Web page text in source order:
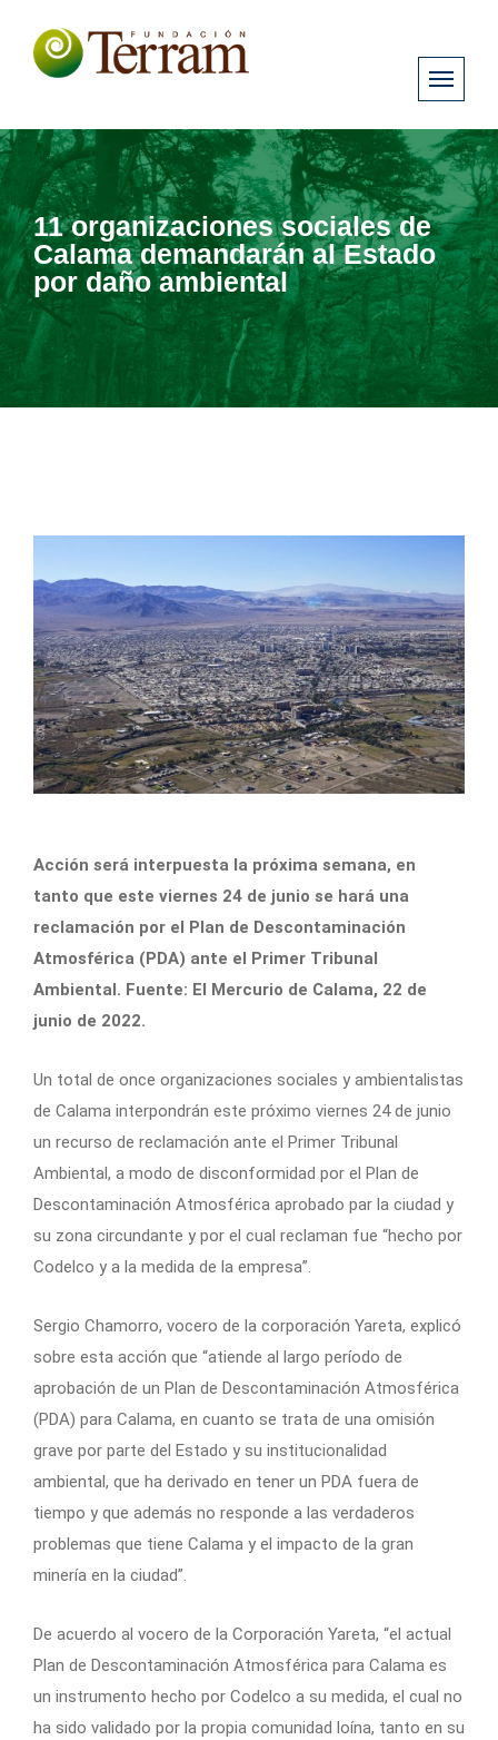
11 organizaciones sociales de
Calama demandarán al Estado
por daño ambiental
Acción será interpuesta la próxima semana, en
tanto que este viernes 24 de junio se hará una
reclamación por el Plan de Descontaminación
Atmosférica (PDA) ante el Primer Tribunal
Ambiental. Fuente: El Mercurio de Calama, 22 de
junio de 2022.
Un total de once organizaciones sociales y ambientalistas
de Calama interpondrán este próximo viernes 24 de junio
un recurso de reclamación ante el Primer Tribunal
Ambiental, a modo de disconformidad por el Plan de
Descontaminación Atmosférica aprobado par la ciudad y
su zona circundante y por el cual reclaman fue “hecho por
Codelco y a la medida de la empresa”.
Sergio Chamorro, vocero de la corporación Yareta, explicó
sobre esta acción que “atiende al largo período de
aprobación de un Plan de Descontaminación Atmosférica
(PDA) para Calama, en cuanto se trata de una omisión
grave por parte del Estado y su institucionalidad
ambiental, que ha derivado en tener un PDA fuera de
tiempo y que además no responde a las verdaderos
problemas que tiene Calama y el impacto de la gran
minería en la ciudad”.
De acuerdo al vocero de la Corporación Yareta, “el actual
Plan de Descontaminación Atmosférica para Calama es
un instrumento hecho por Codelco a su medida, el cual no
ha sido validado por la propia comunidad loína, tanto en su